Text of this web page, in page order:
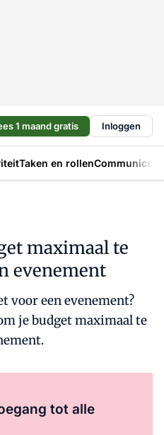
1 maand gratis Inloggen
Taken en rollen
maximaal te
evenement
voor een evenement?
je budget maximaal te
tot alle